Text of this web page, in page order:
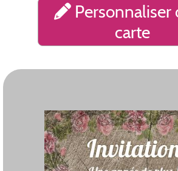
Personnaliser
carte